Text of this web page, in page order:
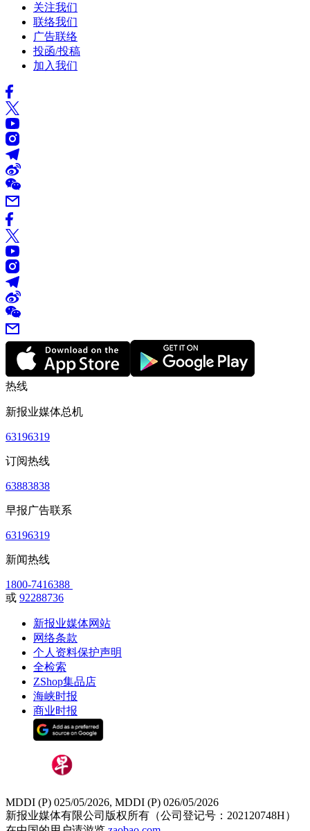
关注我们
联络我们
广告联络
投函/投稿
加入我们
热线
新报业媒体总机
63196319
订阅热线
63883838
早报广告联系
63196319
新闻热线
1800-7416388
或 92288736
新报业媒体网站
网络条款
个人资料保护声明
全检索
ZShop集品店
海峡时报
商业时报
MDDI (P) 025/05/2026, MDDI (P) 026/05/2026
新报业媒体有限公司版权所有（公司登记号：202120748H）